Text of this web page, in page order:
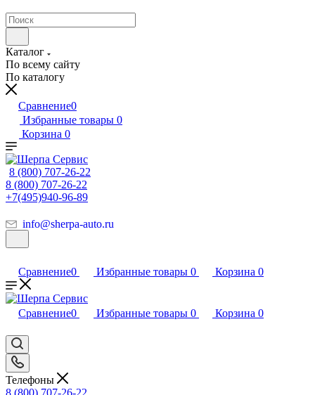
Каталог
По всему сайту
По каталогу
Сравнение0
Избранные товары 0
Корзина 0
8 (800) 707-26-22
8 (800) 707-26-22
+7(495)940-96-89
info@sherpa-auto.ru
Сравнение0 Избранные товары 0 Корзина 0
Сравнение0 Избранные товары 0 Корзина 0
Телефоны
8 (800) 707-26-22